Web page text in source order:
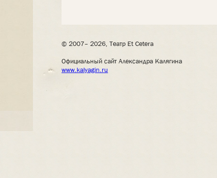
© 2007– 2026, Театр Et Cetera
Официальный сайт Александра Калягина
www.kalyagin.ru